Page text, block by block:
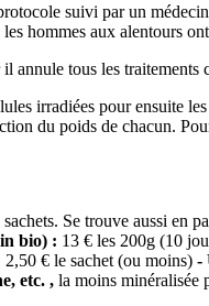
suivi par un
hommes aux alentours
annule tous les traitements
irradiées pour ensuite
du poids de chacun.
Se trouve aussi en
bio) : 13 € les 200g (10
2,50 € le sachet (ou moins) -
etc. , la moins minéralisée